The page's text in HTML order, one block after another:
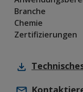
Branche
Chemie
Zertifizierungen